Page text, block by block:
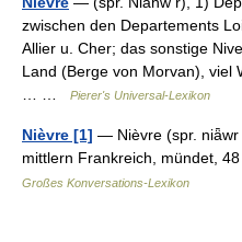
zwischen den Departements
Allier u. Cher; das sonstige
Land (Berge von Morvan), viel
Pierer's Universal-Lexikon
Nièvre [1] — Nièvre (spr. niǟwr
mittlern Frankreich, mündet,
Großes Konversations-Lexikon